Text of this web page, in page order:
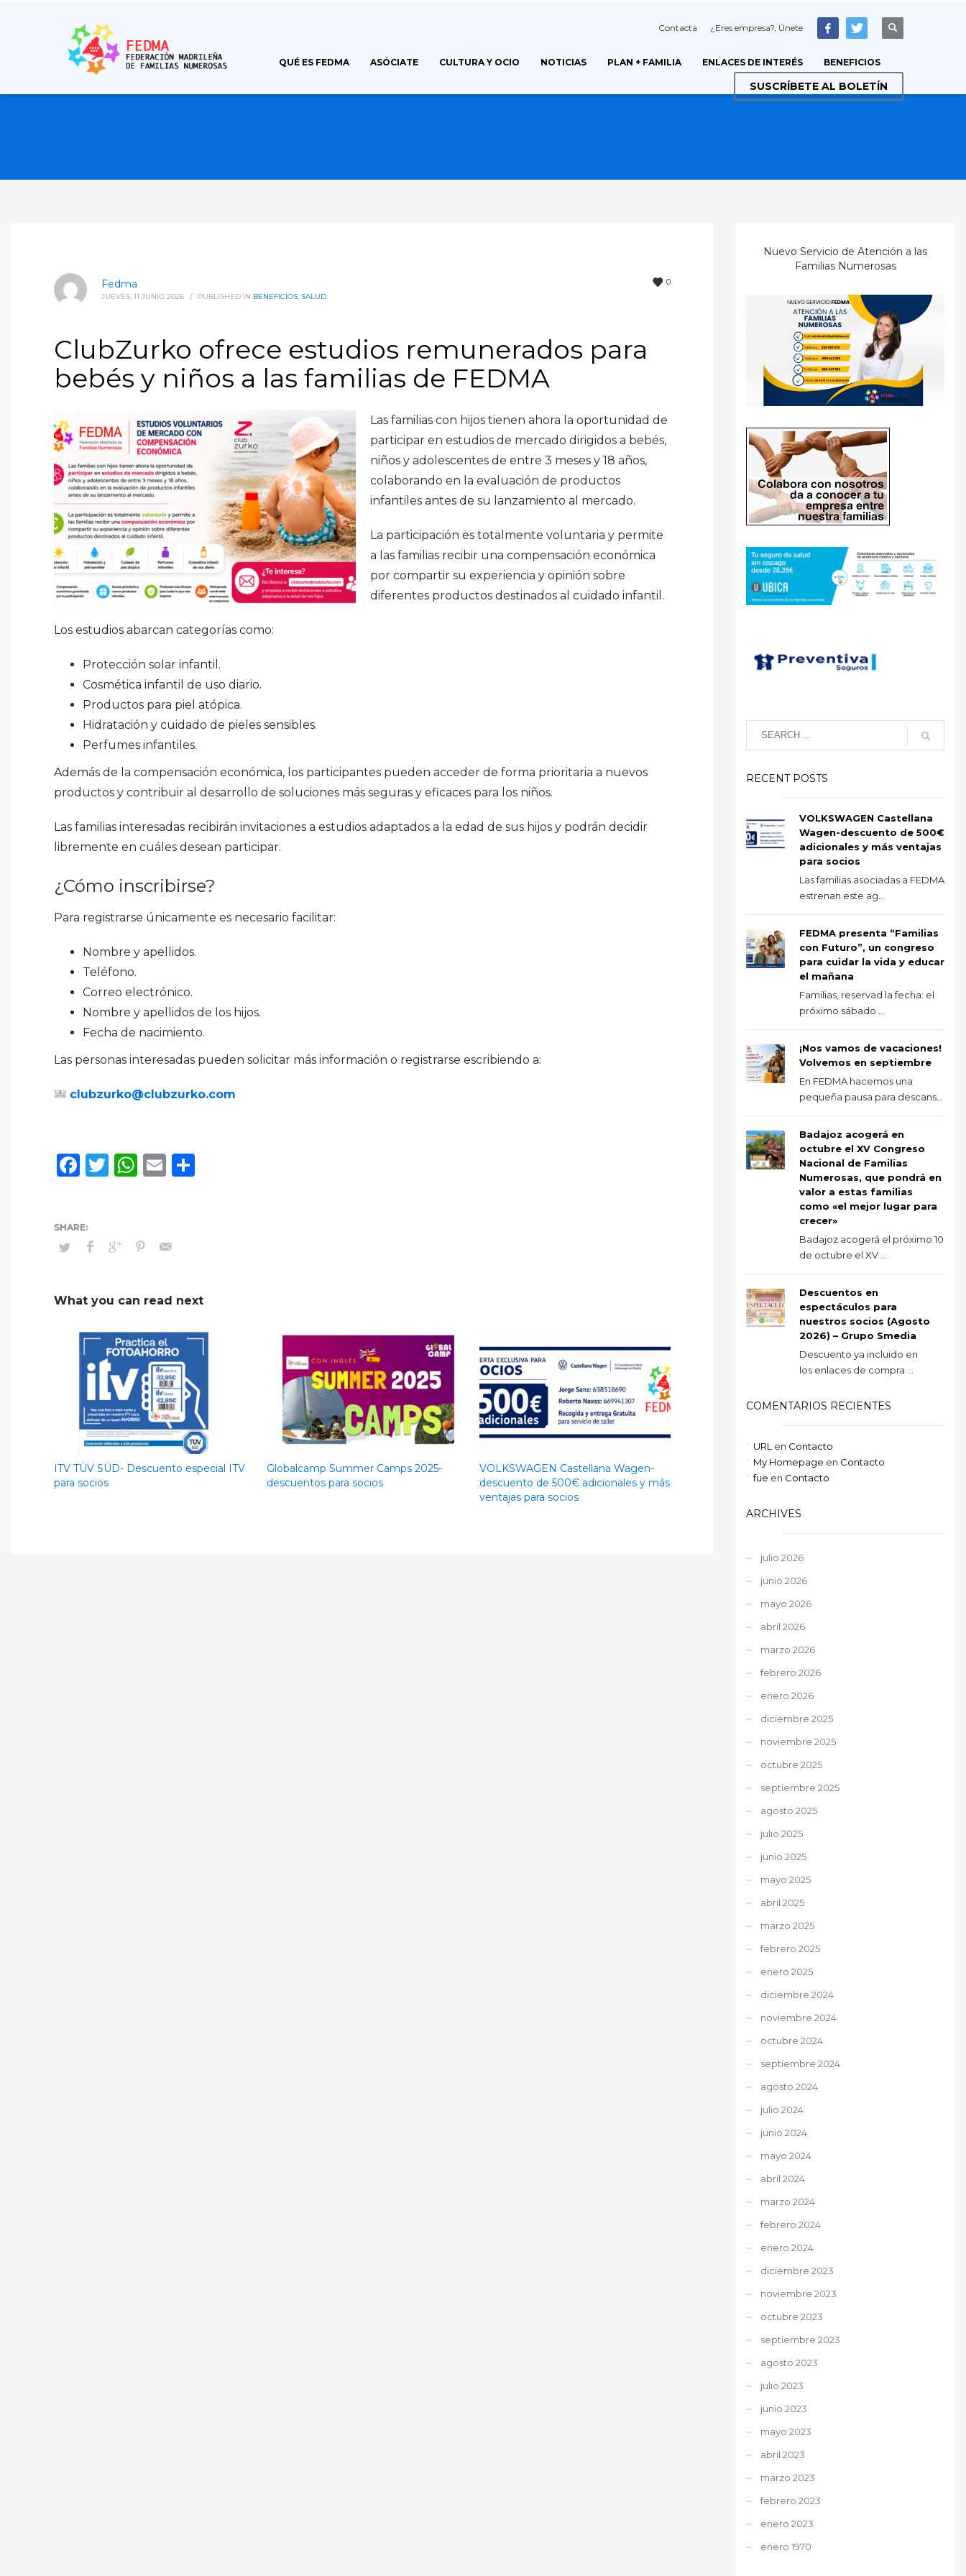
Contacta ¿Eres empresa?, Únete
QUÉ ES FEDMA ASÓCIATE CULTURA Y OCIO NOTICIAS PLAN + FAMILIA ENLACES DE INTERÉS BENEFICIOS
SUSCRÍBETE AL BOLETÍN
0
Fedma
JUEVES, 11 JUNIO 2026 / PUBLISHED IN BENEFICIOS, SALUD
ClubZurko ofrece estudios remunerados para
bebés y niños a las familias de FEDMA
Las familias con hijos tienen ahora la oportunidad de
participar en estudios de mercado dirigidos a bebés,
niños y adolescentes de entre 3 meses y 18 años,
colaborando en la evaluación de productos
infantiles antes de su lanzamiento al mercado.
La participación es totalmente voluntaria y permite
a las familias recibir una compensación económica
por compartir su experiencia y opinión sobre
diferentes productos destinados al cuidado infantil.
Los estudios abarcan categorías como:
Protección solar infantil.
Cosmética infantil de uso diario.
Productos para piel atópica.
Hidratación y cuidado de pieles sensibles.
Perfumes infantiles.
Además de la compensación económica, los participantes pueden acceder de forma prioritaria a nuevos
productos y contribuir al desarrollo de soluciones más seguras y eficaces para los niños.
Las familias interesadas recibirán invitaciones a estudios adaptados a la edad de sus hijos y podrán decidir
libremente en cuáles desean participar.
¿Cómo inscribirse?
Para registrarse únicamente es necesario facilitar:
Nombre y apellidos.
Teléfono.
Correo electrónico.
Nombre y apellidos de los hijos.
Fecha de nacimiento.
Las personas interesadas pueden solicitar más información o registrarse escribiendo a:
clubzurko@clubzurko.com
Facebook
Twitter
WhatsApp
Email
What you can read next
ITV TÜV SÜD- Descuento especial ITV
para socios
Globalcamp Summer Camps 2025-
descuentos para socios
VOLKSWAGEN Castellana Wagen-
descuento de 500€ adicionales y más
ventajas para socios
Nuevo Servicio de Atención a las
Familias Numerosas
RECENT POSTS
VOLKSWAGEN Castellana
Wagen-descuento de 500€
adicionales y más ventajas
para socios
Las familias asociadas a FEDMA
estrenan este ag...
FEDMA presenta “Familias
con Futuro”, un congreso
para cuidar la vida y educar
el mañana
Familias, reservad la fecha: el
próximo sábado ...
¡Nos vamos de vacaciones!
Volvemos en septiembre
En FEDMA hacemos una
pequeña pausa para descans...
Badajoz acogerá en
octubre el XV Congreso
Nacional de Familias
Numerosas, que pondrá en
valor a estas familias
como «el mejor lugar para
crecer»
Badajoz acogerá el próximo 10
de octubre el XV ...
Descuentos en
espectáculos para
nuestros socios (Agosto
2026) – Grupo Smedia
Descuento ya incluido en
los enlaces de compra ...
COMENTARIOS RECIENTES
URL en Contacto
My Homepage en Contacto
fue en Contacto
ARCHIVES
julio 2026
junio 2026
mayo 2026
abril 2026
marzo 2026
febrero 2026
enero 2026
diciembre 2025
noviembre 2025
octubre 2025
septiembre 2025
agosto 2025
julio 2025
junio 2025
mayo 2025
abril 2025
marzo 2025
febrero 2025
enero 2025
diciembre 2024
noviembre 2024
octubre 2024
septiembre 2024
agosto 2024
julio 2024
junio 2024
mayo 2024
abril 2024
marzo 2024
febrero 2024
enero 2024
diciembre 2023
noviembre 2023
octubre 2023
septiembre 2023
agosto 2023
julio 2023
junio 2023
mayo 2023
abril 2023
marzo 2023
febrero 2023
enero 2023
enero 1970